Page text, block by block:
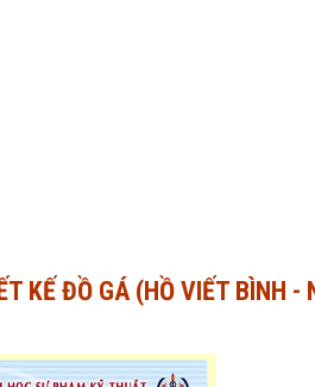
KẾ ĐỒ GÁ (HỒ VIẾT BÌNH -